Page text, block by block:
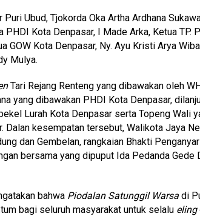
Ubud, Tjokorda Oka Artha Ardhana
Kota Denpasar, I Made Arka, Ketua TP.
GOW Kota Denpasar, Ny. Ayu Kristi Arya
Mulya.
Tari Rejang Renteng yang dibawakan oleh
yang dibawakan PHDI Kota Denpasar,
Lurah Kota Denpasar serta Topeng Wali
Dalan kesempatan tersebut, Walikota Jaya
dan Gembelan, rangkaian Bhakti Penganyar
bersama yang dipuput Ida Pedanda Gede
bahwa Piodalan Satunggil Warsa di
bagi seluruh masyarakat untuk selalu eling